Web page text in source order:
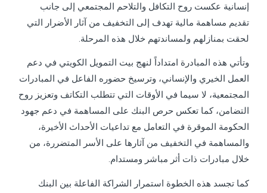
إنسانية عكست روح التكافل والتلاحم المجتمعي إلى جانب
تقديم مساهمة مالية تهدف إلى التخفيف من آثار الأضرار التي
لحقت بمنازلهم ولمساندتهم خلال هذه المرحلة.
وتأتي هذه المبادرة امتداداً لنهج بيت التمويل الكويتي في دعم
العمل الخيري والإنساني، وترسيخ حضوره الفاعل في المبادرات
المجتمعية، لا سيما في الأوقات التي تتطلب التكاتف وتعزيز روح
التضامن، كما تعكس حرص البنك على المساهمة في دعم جهود
الحكومة الموقرة في التعامل مع تداعيات الأحداث الأخيرة،
والمساهمة في التخفيف من آثارها على الأسر المتضررة، من
خلال مبادرات ذات أثر مباشر ومستدام.
كما تجسد هذه الخطوة استمرار الشراكة الفاعلة بين البنك